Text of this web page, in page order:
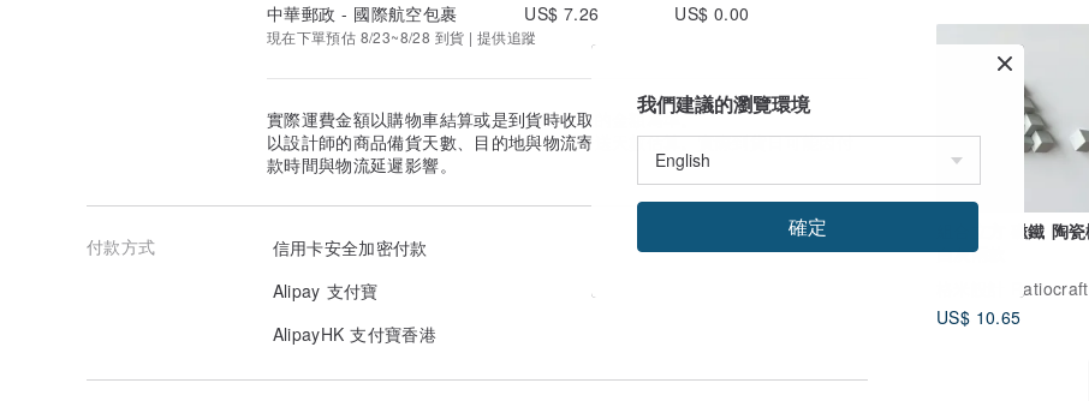
組合立方 磁鐵 陶瓷樹脂
白灰兩款
格米設計 Ratiocraft
US$ 10.65
中華郵政 - 國際航空包裹
US$ 7.26 US$ 0.00
現在下單預估 8/23~8/28 到貨 | 提供追蹤
實際運費金額以購物車結算或是到貨時收取的金額為準。
以設計師的商品備貨天數、目的地與物流寄送天數估算。實際到貨日可能因付
款時間與物流延遲影響。
付款方式
信用卡安全加密付款
Alipay 支付寶
AlipayHK 支付寶香港
我們建議的瀏覽環境
確定